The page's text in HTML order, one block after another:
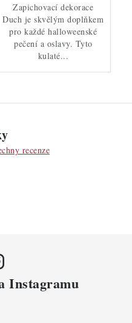
Zapichovací dekorace
Duch je skvělým doplňkem
pro každé halloweenské
pečení a oslavy. Tyto
kulaté...
recenze
Instagramu